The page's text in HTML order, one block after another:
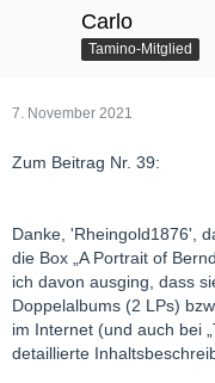
Carlo
Tamino-Mitglied
7. November 2021
Zum Beitrag Nr. 39:
Danke, 'Rheingold1876',
die Box „A Portrait of
ich davon ausging, dass
Doppelalbums (2 LPs)
im Internet (und auch bei
detaillierte